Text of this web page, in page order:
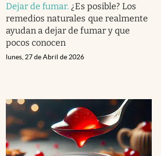
Dejar de fumar. ¿Es posible? Los
remedios naturales que realmente
ayudan a dejar de fumar y que
pocos conocen
lunes, 27 de Abril de 2026